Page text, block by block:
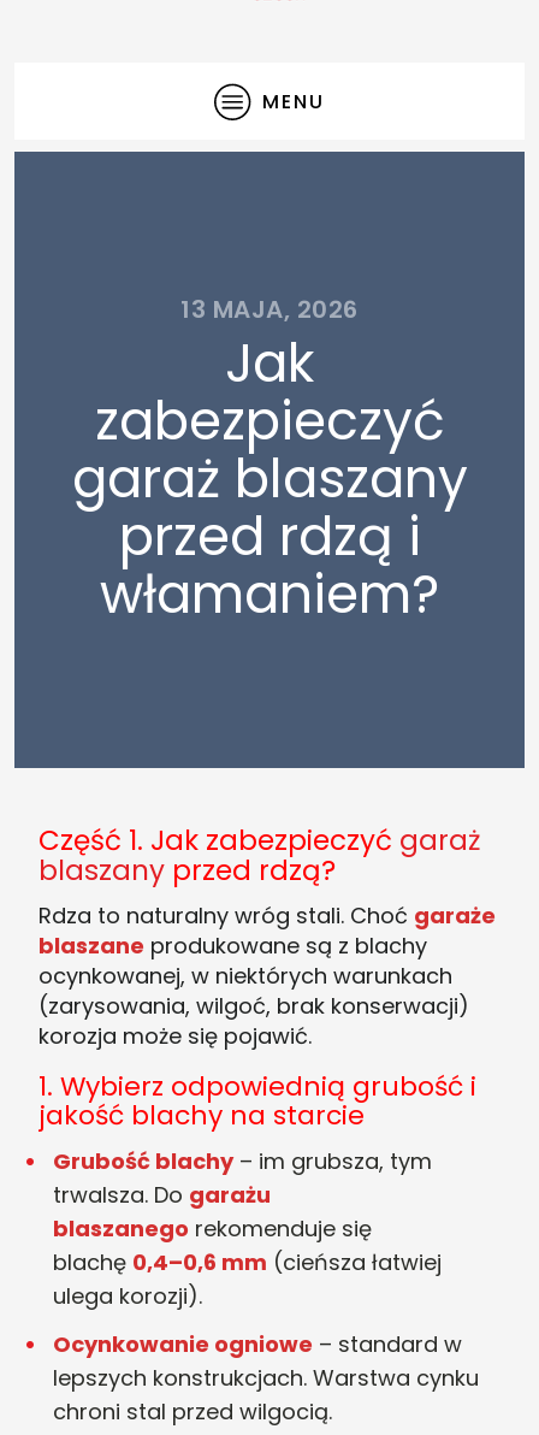
MENU
13 MAJA, 2026
Jak
zabezpieczyć
garaż blaszany
przed rdzą i
włamaniem?
Część 1. Jak zabezpieczyć garaż
blaszany przed rdzą?
Rdza to naturalny wróg stali. Choć garaże
blaszane produkowane są z blachy
ocynkowanej, w niektórych warunkach
(zarysowania, wilgoć, brak konserwacji)
korozja może się pojawić.
1. Wybierz odpowiednią grubość i
jakość blachy na starcie
Grubość blachy– im grubsza, tym
trwalsza. Do garażu
blaszanego rekomenduje się
blachę 0,4–0,6 mm (cieńsza łatwiej
ulega korozji).
Ocynkowanie ogniowe – standard w
lepszych konstrukcjach. Warstwa cynku
chroni stal przed wilgocią.